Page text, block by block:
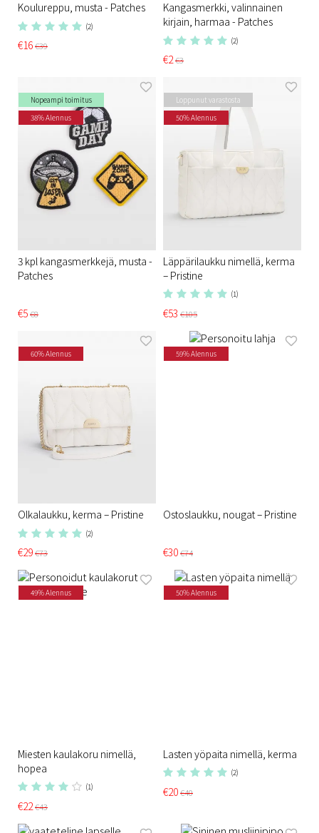
Koulureppu, musta - Patches
(2)
€16€39
Kangasmerkki, valinnainen
kirjain, harmaa - Patches
(2)
€2€3
Nopeampi toimitus
38% Alennus
3 kpl kangasmerkkejä, musta -
Patches
€5€8
Loppunut varastosta
50% Alennus
Läppärilaukku nimellä, kerma
– Pristine
(1)
€53 €105
60% Alennus
Olkalaukku, kerma – Pristine
(2)
€29€73
59% Alennus
Ostoslaukku, nougat – Pristine​
€30€74
49% Alennus
Miesten kaulakoru nimellä,
hopea
(1)
€22€43
50% Alennus
Lasten yöpaita nimellä, kerma
(2)
€20€40